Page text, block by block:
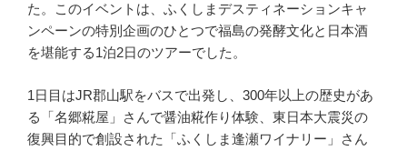
た。このイベントは、ふくしまデスティネーションキャ
ンペーンの特別企画のひとつで福島の発酵文化と日本酒
を堪能する1泊2日のツアーでした。
1日目はJR郡山駅をバスで出発し、300年以上の歴史があ
る「名郷糀屋」さんで醤油糀作り体験、東日本大震災の
復興目的で創設された「ふくしま逢瀬ワイナリー」さん